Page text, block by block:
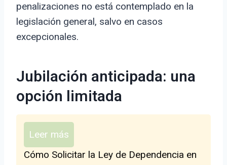
penalizaciones no está contemplado en la
legislación general, salvo en casos
excepcionales.
Jubilación anticipada: una
opción limitada
Leer más
Cómo Solicitar la Ley de Dependencia en